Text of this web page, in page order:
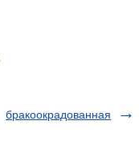
бракоокрадованная